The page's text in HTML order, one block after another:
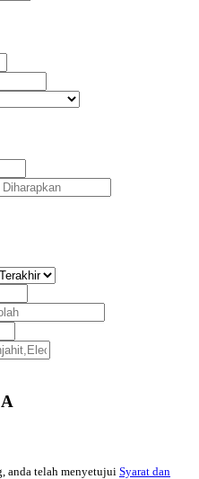
anda telah menyetujui Syarat dan